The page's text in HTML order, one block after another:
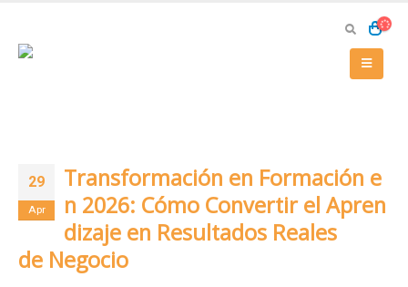
29
Apr
Transformación en Formación e
n 2026: Cómo Convertir el Apren
dizaje en Resultados Reales
de Negocio